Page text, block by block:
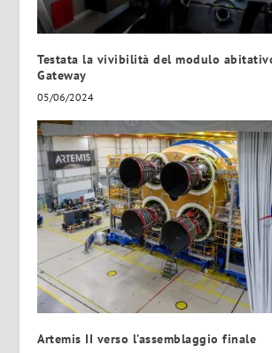
Testata la vivibilità del modulo
Gateway
05/06/2024
Artemis II verso l’assemblaggio finale